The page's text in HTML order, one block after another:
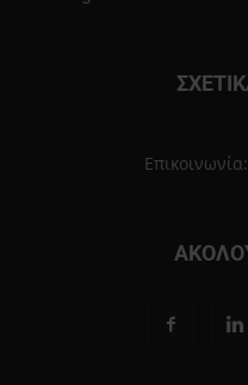
Επικοινωνία: